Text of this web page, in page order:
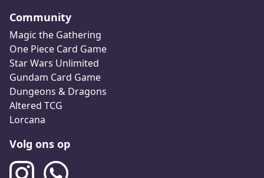
Community
Magic the Gathering
One Piece Card Game
Star Wars Unlimited
Gundam Card Game
Dungeons & Dragons
Altered TCG
Lorcana
Volg ons op